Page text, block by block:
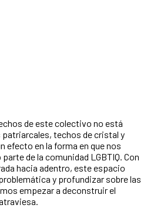
de este colectivo no está
techos de cristal y
efecto en la forma en que nos
de la comunidad LGBTIQ. Con
hacia adentro, este espacio
y profundizar sobre las
empezar a deconstruir el